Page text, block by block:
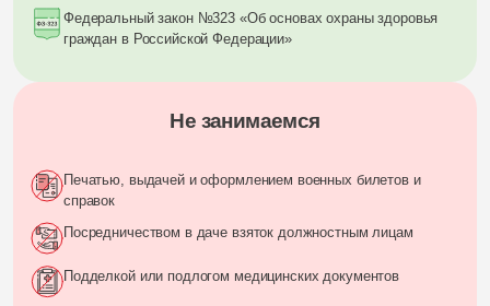
Федеральный закон №323 «Об основах охраны здоровья
граждан в Российской Федерации»
Не занимаемся
Печатью, выдачей и оформлением военных билетов и
справок
Посредничеством в даче взяток должностным лицам
Подделкой или подлогом медицинских документов